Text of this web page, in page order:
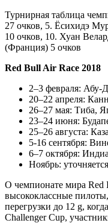
Турнирная таблица
27 очков, 5. Ёсихидэ
10 очков, 10. Хуан
(Франция) 5 очков
Red Bull Air Race 2018
2–3 февраля:
20–22 апреля:
26–27 мая: Тиба,
23–24 июня:
25–26 августа:
5-16 сентября:
6–7 октября:
Ноябрь: уточняется
О чемпионате мира Red
высококлассные
перегрузки до 12 g,
Challenger Cup,